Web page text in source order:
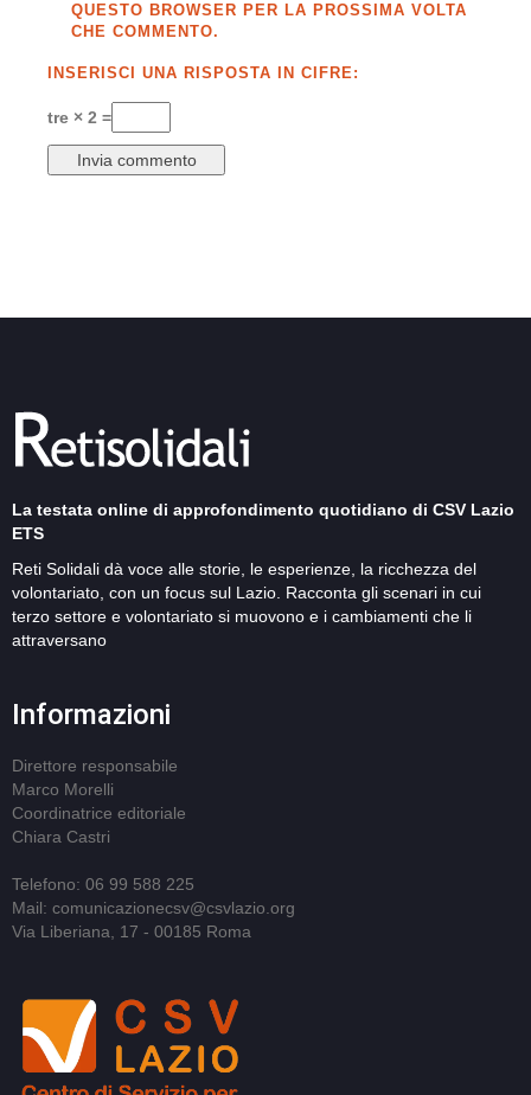
QUESTO BROWSER PER LA PROSSIMA VOLTA
CHE COMMENTO.
INSERISCI UNA RISPOSTA IN CIFRE:
tre × 2 =
La testata online di approfondimento quotidiano di CSV Lazio
ETS
Reti Solidali dà voce alle storie, le esperienze, la ricchezza del
volontariato, con un focus sul Lazio. Racconta gli scenari in cui
terzo settore e volontariato si muovono e i cambiamenti che li
attraversano
Informazioni
Direttore responsabile
Marco Morelli
Coordinatrice editoriale
Chiara Castri
Telefono: 06 99 588 225
Mail: comunicazionecsv@csvlazio.org
Via Liberiana, 17 - 00185 Roma